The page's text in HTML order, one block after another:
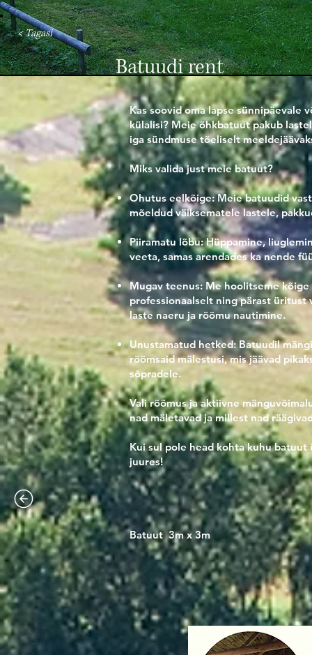
< Tagasi
Batuudi rent
Kas soovid oma lapse sünnipäevale
külalisi? Meie õhkbatuut pakub
iga sündmuse tõeliselt
Miks valida just meie batuut?
Ohutus eelkõige: Meie batuudid
mõeldud väiksematele lastele,
Piiramatu lõbu: Hüppamine,
veeta, samas arendades ka nende
Mugav teenus: Me hoolitseme
professionaalselt ning pärast üritust
laste naeru ja rõõmu nautimine.
Unustamatud hetked: Batuudil
rõõmsaid mälestusi, mis jäävad
sõpradele.
Vali rõõmus ja aktiivne
nad mäletavad ja millest nad
Kui sul pole head kohta kuhu batuut
juures!
Batuut 3m x